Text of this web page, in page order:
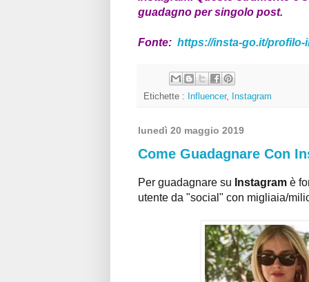
guadagno per singolo post.
Fonte: https://insta-go.it/profilo-
Etichette : Influencer, Instagram
lunedì 20 maggio 2019
Come Guadagnare Con
Per guadagnare su Instagram è
utente da "social" con migliaia/